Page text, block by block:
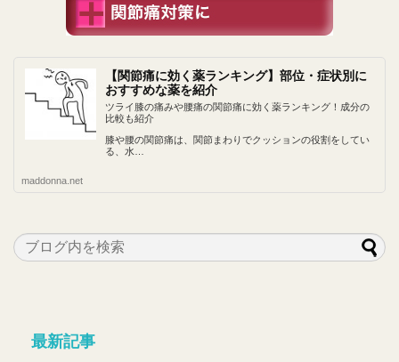
【関節痛に効く薬ランキング】部位・症状別に
おすすめな薬を紹介
ツライ膝の痛みや腰痛の関節痛に効く薬ランキング！成分の
比較も紹介
膝や腰の関節痛は、関節まわりでクッションの役割をしてい
る、水…
maddonna.net
最新記事